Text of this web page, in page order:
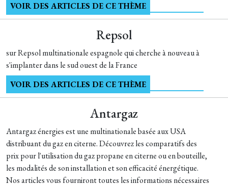
VOIR DES ARTICLES DE CE THÈME
Repsol
sur Repsol multinationale espagnole qui cherche à nouveau à
s'implanter dans le sud ouest de la France
VOIR DES ARTICLES DE CE THÈME
Antargaz
Antargaz énergies est une multinationale basée aux USA
distribuant du gaz en citerne. Découvrez les comparatifs des
prix pour l'utilisation du gaz propane en citerne ou en bouteille,
les modalités de son installation et son efficacité énergétique.
Nos articles vous fourniront toutes les informations nécessaires